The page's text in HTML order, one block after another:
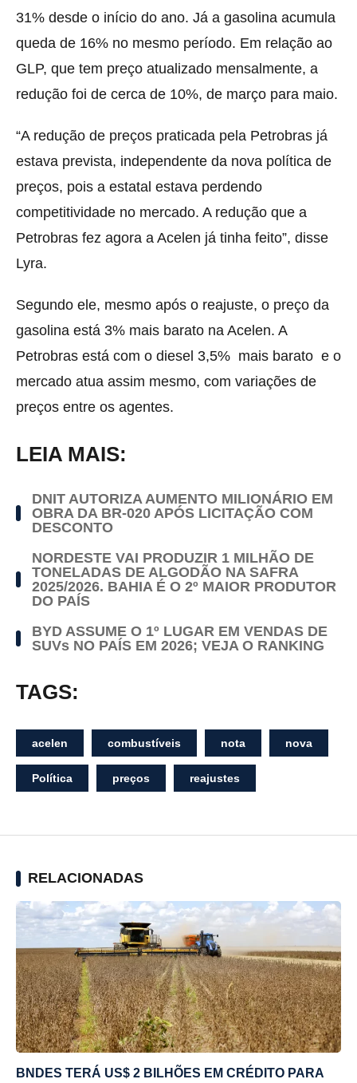
31% desde o início do ano. Já a gasolina acumula
queda de 16% no mesmo período. Em relação ao
GLP, que tem preço atualizado mensalmente, a
redução foi de cerca de 10%, de março para maio.
“A redução de preços praticada pela Petrobras já
estava prevista, independente da nova política de
preços, pois a estatal estava perdendo
competitividade no mercado. A redução que a
Petrobras fez agora a Acelen já tinha feito”, disse
Lyra.
Segundo ele, mesmo após o reajuste, o preço da
gasolina está 3% mais barato na Acelen. A
Petrobras está com o diesel 3,5% mais barato e o
mercado atua assim mesmo, com variações de
preços entre os agentes.
LEIA MAIS:
DNIT AUTORIZA AUMENTO MILIONÁRIO EM
OBRA DA BR-020 APÓS LICITAÇÃO COM
DESCONTO
NORDESTE VAI PRODUZIR 1 MILHÃO DE
TONELADAS DE ALGODÃO NA SAFRA
2025/2026. BAHIA É O 2º MAIOR PRODUTOR
DO PAÍS
BYD ASSUME O 1º LUGAR EM VENDAS DE
SUVs NO PAÍS EM 2026; VEJA O RANKING
TAGS:
acelen combustíveis nota nova
Política preços reajustes
RELACIONADAS
BNDES TERÁ US$ 2 BILHÕES EM CRÉDITO PARA